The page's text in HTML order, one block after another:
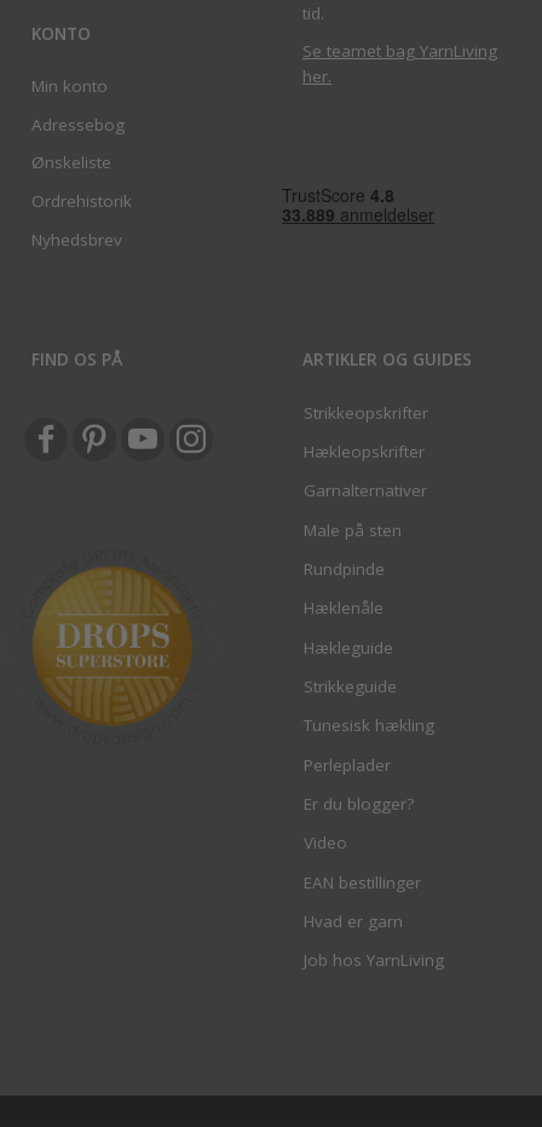
KONTO
Min konto
Adressebog
Ønskeliste
Ordrehistorik
Nyhedsbrev
tid.
Se teamet bag YarnLiving
her.
FIND OS PÅ ARTIKLER OG GUIDES
Strikkeopskrifter
Hækleopskrifter
Garnalternativer
Male på sten
Rundpinde
Hæklenåle
Hækleguide
Strikkeguide
Tunesisk hækling
Perleplader
Er du blogger?
Video
EAN bestillinger
Hvad er garn
Job hos YarnLiving